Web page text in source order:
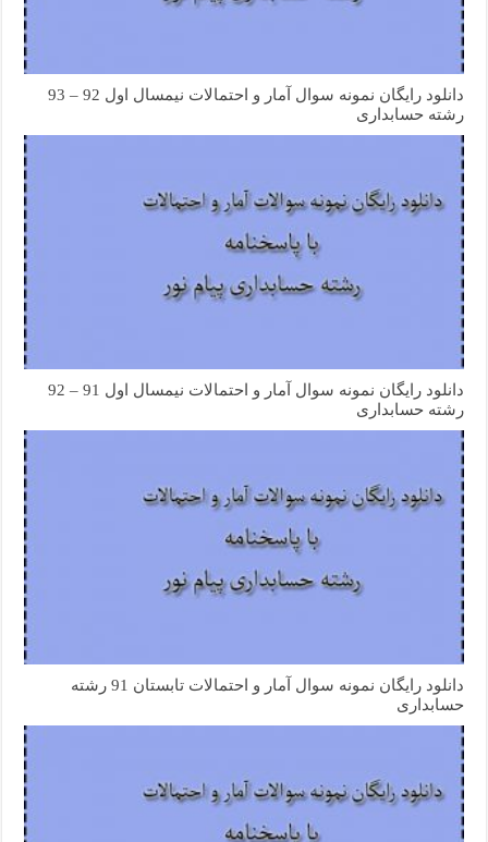
دانلود رایگان نمونه سوال آمار و احتمالات نیمسال اول 92 – 93
رشته حسابداری
دانلود رایگان نمونه سوال آمار و احتمالات نیمسال اول 91 – 92
رشته حسابداری
دانلود رایگان نمونه سوال آمار و احتمالات تابستان 91 رشته
حسابداری